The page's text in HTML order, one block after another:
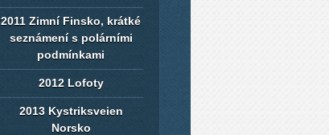
2011 Zimní Finsko, krátké
seznámení s polárními
podmínkami
2012 Lofoty
2013 Kystriksveien
Norsko